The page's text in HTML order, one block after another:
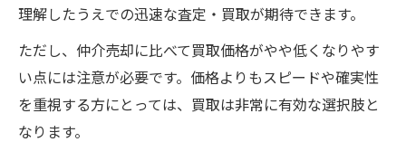
高槻市で迅速に不動産売却を実現する方法
地域密着型で安心できる不動産売却を考える
地元に強い不動産売却会社の選び方
高槻市の市場を知る不動産売却の魅力
理解したうえでの迅速な査定・買取が期待できます。
ただし、仲介売却に比べて買取価格がやや低くなりやす
い点には注意が必要です。価格よりもスピードや確実性
を重視する方にとっては、買取は非常に有効な選択肢と
なります。